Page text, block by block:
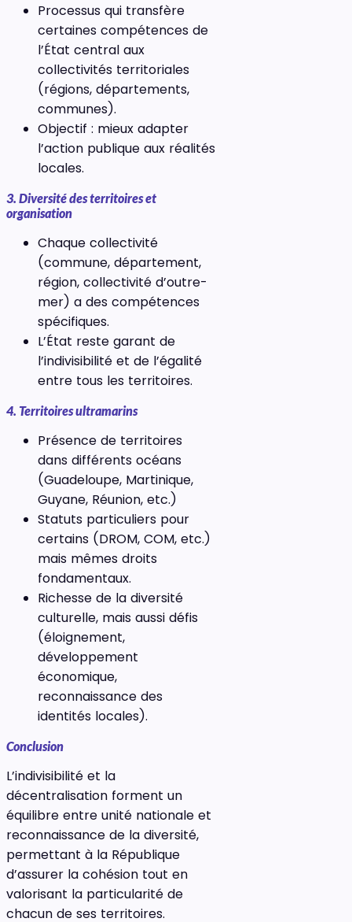
Processus qui transfère
certaines compétences de
l’État central aux
collectivités territoriales
(régions, départements,
communes).
Objectif : mieux adapter
l’action publique aux réalités
locales.
3. Diversité des territoires et
organisation
Chaque collectivité
(commune, département,
région, collectivité d’outre-
mer) a des compétences
spécifiques.
L’État reste garant de
l’indivisibilité et de l’égalité
entre tous les territoires.
4. Territoires ultramarins
Présence de territoires
dans différents océans
(Guadeloupe, Martinique,
Guyane, Réunion, etc.)
Statuts particuliers pour
certains (DROM, COM, etc.)
mais mêmes droits
fondamentaux.
Richesse de la diversité
culturelle, mais aussi défis
(éloignement,
développement
économique,
reconnaissance des
identités locales).
Conclusion
L’indivisibilité et la
décentralisation forment un
équilibre entre unité nationale et
reconnaissance de la diversité,
permettant à la République
d’assurer la cohésion tout en
valorisant la particularité de
chacun de ses territoires.